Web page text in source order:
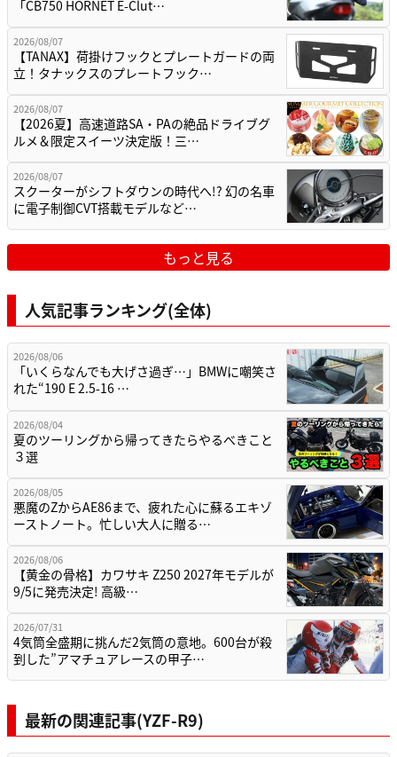
「CB750 HORNET E-Clut…
2026/08/07
【TANAX】荷掛けフックとプレートガードの両
立！タナックスのプレートフック…
2026/08/07
【2026夏】高速道路SA・PAの絶品ドライブグ
ルメ＆限定スイーツ決定版！三…
2026/08/07
スクーターがシフトダウンの時代へ!? 幻の名車
に電子制御CVT搭載モデルなど…
もっと見る
人気記事ランキング(全体)
2026/08/06
「いくらなんでも大げさ過ぎ…」BMWに嘲笑さ
れた“190 E 2.5-16 …
2026/08/04
夏のツーリングから帰ってきたらやるべきこと
３選
2026/08/05
悪魔のZからAE86まで、疲れた心に蘇るエキゾ
ーストノート。忙しい大人に贈る…
2026/08/06
【黄金の骨格】カワサキ Z250 2027年モデルが
9/5に発売決定! 高級…
2026/07/31
4気筒全盛期に挑んだ2気筒の意地。600台が殺
到した”アマチュアレースの甲子…
最新の関連記事(YZF-R9)